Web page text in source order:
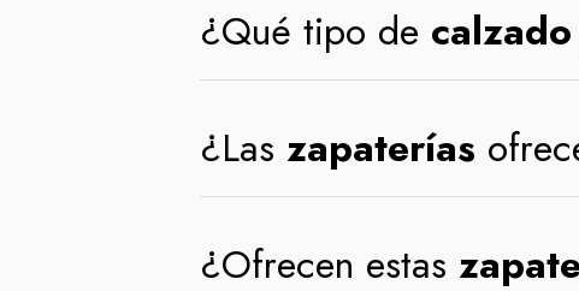
¿Qué tipo de calzado
¿Las zapaterías
¿Ofrecen estas